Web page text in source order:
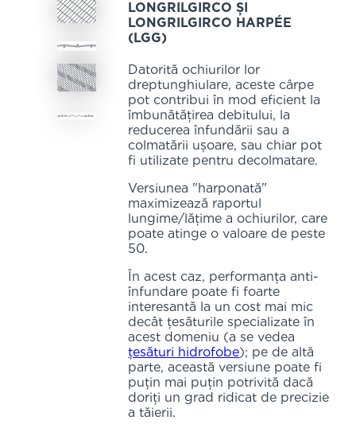
LONGRILGIRCO ȘI
LONGRILGIRCO HARPÉE
(LGG)
Datorită ochiurilor lor
dreptunghiulare, aceste cârpe
pot contribui în mod eficient la
îmbunătățirea debitului, la
reducerea înfundării sau a
colmatării ușoare, sau chiar pot
fi utilizate pentru decolmatare.
Versiunea "harponată"
maximizează raportul
lungime/lățime a ochiurilor, care
poate atinge o valoare de peste
50.
În acest caz, performanța anti-
înfundare poate fi foarte
interesantă la un cost mai mic
decât țesăturile specializate în
acest domeniu (a se vedea
țesături hidrofobe); pe de altă
parte, această versiune poate fi
puțin mai puțin potrivită dacă
doriți un grad ridicat de precizie
a tăierii.